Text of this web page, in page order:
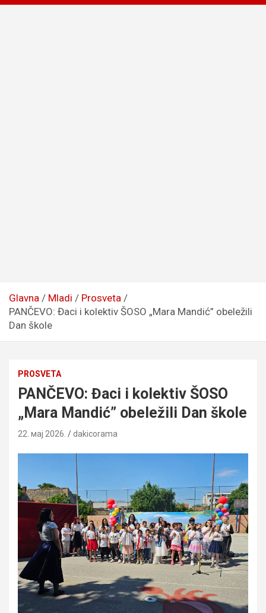
Glavna Mladi
Prosveta
PANČEVO: Đaci i kolektiv ŠOSO „Mara Mandić” obeležili
Dan škole
PROSVETA
PANČEVO: Đaci i kolektiv ŠOSO
„Mara Mandić” obeležili Dan škole
22. мај 2026. dakicorama